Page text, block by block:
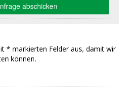
* markierten Felder aus, damit wir
können.